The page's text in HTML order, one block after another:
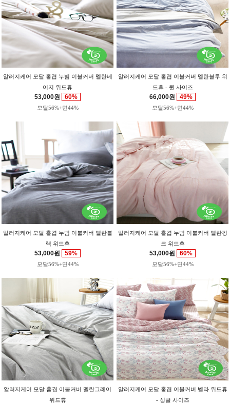
알러지케어 모달 홑겹 누빔 이불커버 멜란베
이지 위드휴
53,000원 60%
모달56%+면44%
알러지케어 모달 홑겹 이불커버 멜란블루 위
드휴 - 퀸 사이즈
66,000원 49%
모달56%+면44%
알러지케어 모달 홑겹 누빔 이불커버 멜란블
랙 위드휴
53,000원 59%
모달56%+면44%
알러지케어 모달 홑겹 누빔 이불커버 멜란핑
크 위드휴
53,000원 60%
모달56%+면44%
알러지케어 모달 홑겹 이불커버 멜란그레이
위드휴
알러지케어 모달 홑겹 이불커버 벨라 위드휴
- 싱글 사이즈